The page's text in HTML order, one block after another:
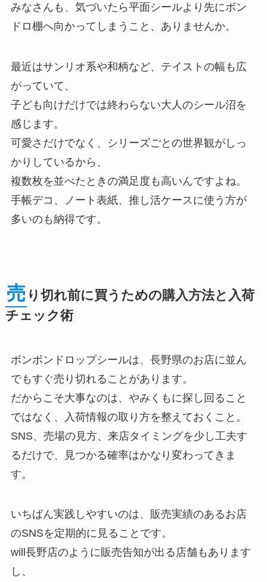
みなさんも、気づいたら平面シールより先にボン
ドロ棚へ向かってしまうこと、ありませんか。
最近はサンリオ系や和柄など、テイストの幅も広
がっていて、
子ども向けだけでは終わらない大人のシール沼を
感じます。
可愛さだけでなく、シリーズごとの世界観がしっ
かりしているから、
複数枚を並べたときの満足度も高いんですよね。
手帳デコ、ノート表紙、推し活ケースに使う方が
多いのも納得です。
売 り切れ前に買うための購入方法と入荷
チェック術
ボンボンドロップシールは、長野県のお店に並ん
でもすぐ売り切れることがあります。
だからこそ大事なのは、やみくもに探し回ること
ではなく、入荷情報の取り方を整えておくこと。
SNS、売場の見方、来店タイミングを少し工夫す
るだけで、見つかる確率はかなり変わってきま
す。
いちばん実践しやすいのは、販売実績のあるお店
のSNSを定期的に見ることです。
will長野店のように販売告知が出る店舗もあります
し、